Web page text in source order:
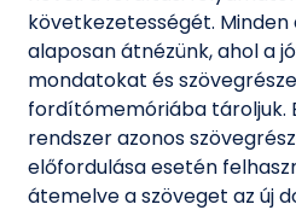
következetességét.
alaposan átnézünk, ahol a
mondatokat és
fordítómemóriába tároljuk.
rendszer azonos
előfordulása esetén
átemelve a szöveget az új